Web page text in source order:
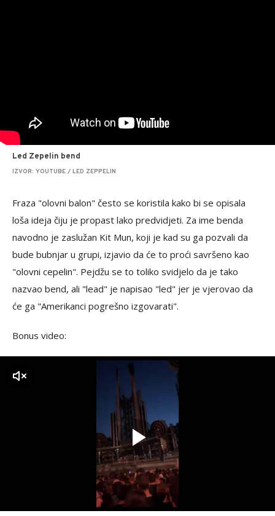
Led Zepelin bend
IZVOR: YOUTUBE / LED ZEPPELIN
Fraza "olovni balon" često se koristila kako bi se opisala
loša ideja čiju je propast lako predvidjeti. Za ime benda
navodno je zaslužan Kit Mun, koji je kad su ga pozvali da
bude bubnjar u grupi, izjavio da će to proći savršeno kao
"olovni cepelin". Pejdžu se to toliko svidjelo da je tako
nazvao bend, ali "lead" je napisao "led" jer je vjerovao da
će ga "Amerikanci pogrešno izgovarati".
Bonus video: